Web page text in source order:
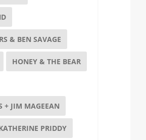
& BEN SAVAGE
HONEY & THE BEAR
+ JIM MAGEEAN
PRIDDY